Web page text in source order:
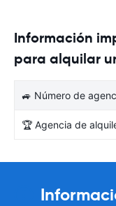
Información
para alquilar
🚙 Número de
🏆 Agencia de